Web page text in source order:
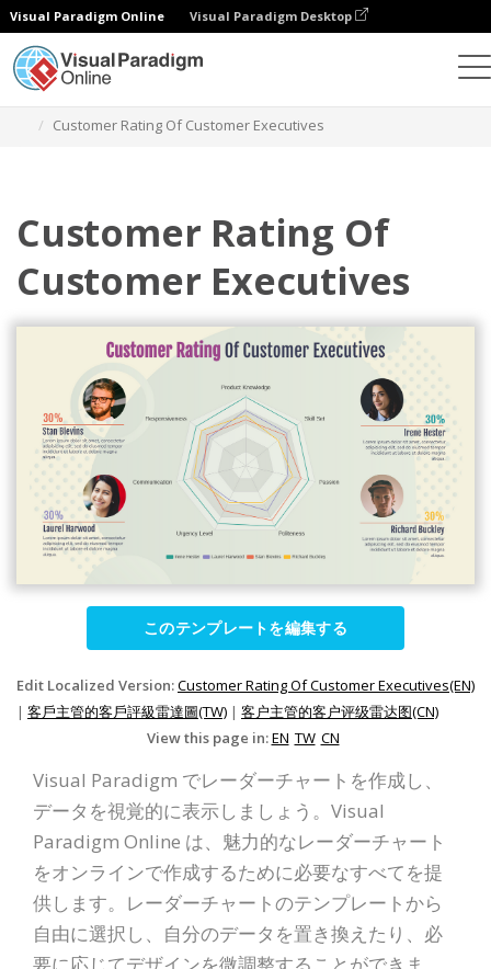
Visual Paradigm Online Visual Paradigm Desktop
Customer Rating Of Customer Executives
Customer Rating Of
Customer Executives
このテンプレートを編集する
Edit Localized Version:Customer Rating Of Customer Executives(EN)
| 客戶主管的客戶評級雷達圖(TW) | 客户主管的客户评级雷达图(CN)
View this page in:EN TW CN
Visual Paradigm でレーダーチャートを作成し、
データを視覚的に表示しましょう。Visual
Paradigm Online は、魅力的なレーダーチャート
をオンラインで作成するために必要なすべてを提
供します。レーダーチャートのテンプレートから
自由に選択し、自分のデータを置き換えたり、必